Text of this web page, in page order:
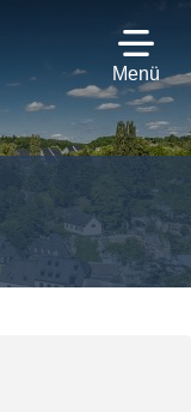
Menü